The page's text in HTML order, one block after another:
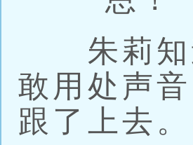
朱莉知
敢用处声
跟了上去。